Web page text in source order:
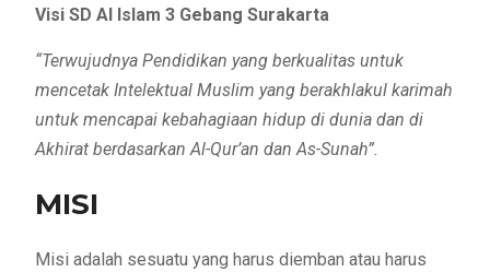
Visi SD Al Islam 3 Gebang Surakarta
“Terwujudnya Pendidikan yang berkualitas untuk
mencetak Intelektual Muslim yang berakhlakul karimah
untuk mencapai kebahagiaan hidup di dunia dan di
Akhirat berdasarkan Al-Qur’an dan As-Sunah”.
MISI
Misi adalah sesuatu yang harus diemban atau harus